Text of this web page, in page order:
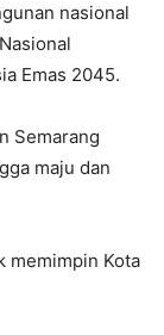
nasional
Emas 2045.
Semarang
maju dan
memimpin Kota